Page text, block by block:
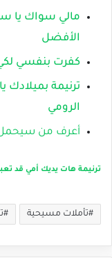
مالي سواك يا
الأفضل
كفرت بنفسي
ترنيمة بميلادك
الرومي
أعرف من سيحمل
ترنيمة هات يديك أمي قد
تأملات مسيحية